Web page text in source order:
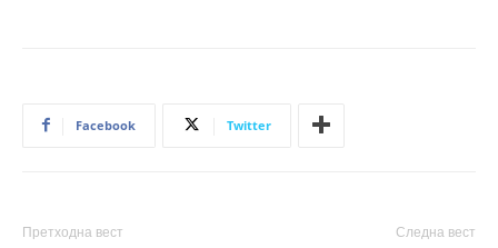
Facebook Twitter
Претходна вест Следна вест